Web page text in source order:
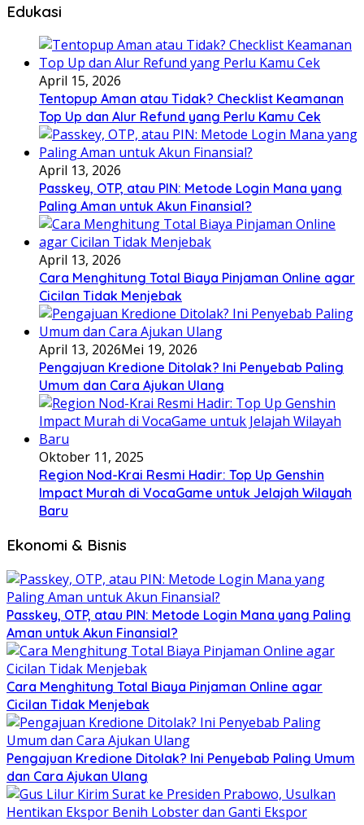
Edukasi
April 15, 2026
Tentopup Aman atau Tidak? Checklist Keamanan
Top Up dan Alur Refund yang Perlu Kamu Cek
April 13, 2026
Passkey, OTP, atau PIN: Metode Login Mana yang
Paling Aman untuk Akun Finansial?
April 13, 2026
Cara Menghitung Total Biaya Pinjaman Online agar
Cicilan Tidak Menjebak
April 13, 2026Mei 19, 2026
Pengajuan Kredione Ditolak? Ini Penyebab Paling
Umum dan Cara Ajukan Ulang
Oktober 11, 2025
Region Nod-Krai Resmi Hadir: Top Up Genshin
Impact Murah di VocaGame untuk Jelajah Wilayah
Baru
Ekonomi & Bisnis
Passkey, OTP, atau PIN: Metode Login Mana yang Paling
Aman untuk Akun Finansial?
Cara Menghitung Total Biaya Pinjaman Online agar
Cicilan Tidak Menjebak
Pengajuan Kredione Ditolak? Ini Penyebab Paling Umum
dan Cara Ajukan Ulang